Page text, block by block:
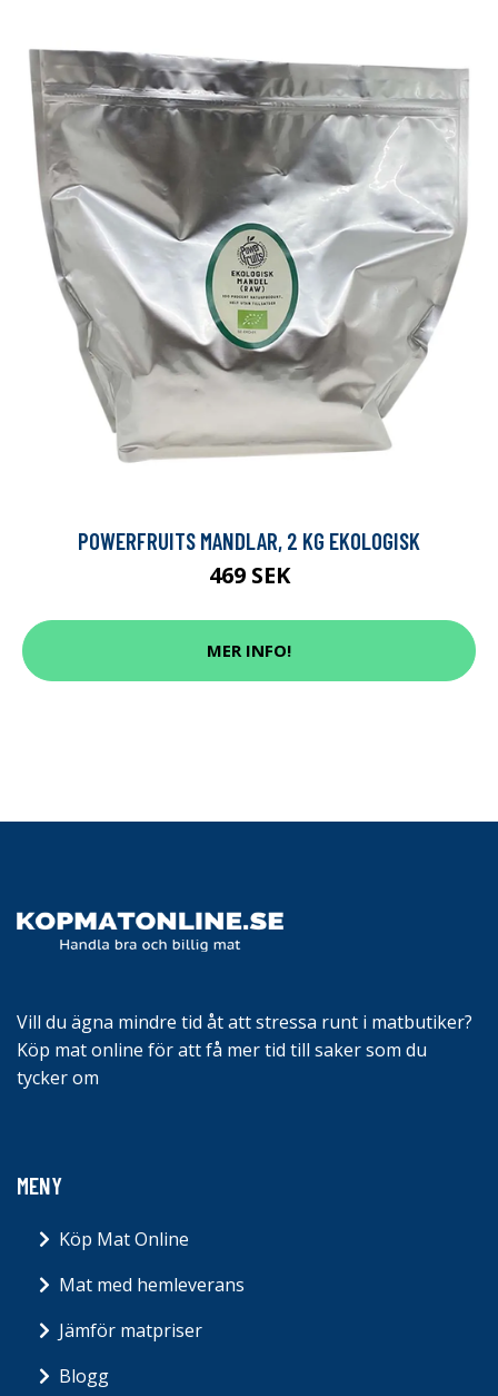
POWERFRUITS MANDLAR, 2 KG EKOLOGISK
469 SEK
MER INFO!
Vill du ägna mindre tid åt att stressa runt i matbutiker?
Köp mat online för att få mer tid till saker som du
tycker om
MENY
Köp Mat Online
Mat med hemleverans
Jämför matpriser
Blogg